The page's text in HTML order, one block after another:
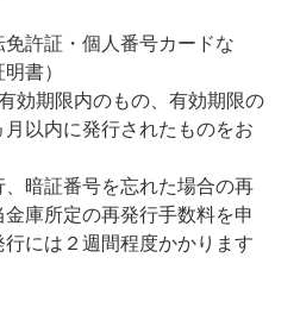
免許証・個人番号カードな
書）
効期限内のもの、有効期限の
以内に発行されたものをお
暗証番号を忘れた場合の再
庫所定の再発行手数料を申
には２週間程度かかります